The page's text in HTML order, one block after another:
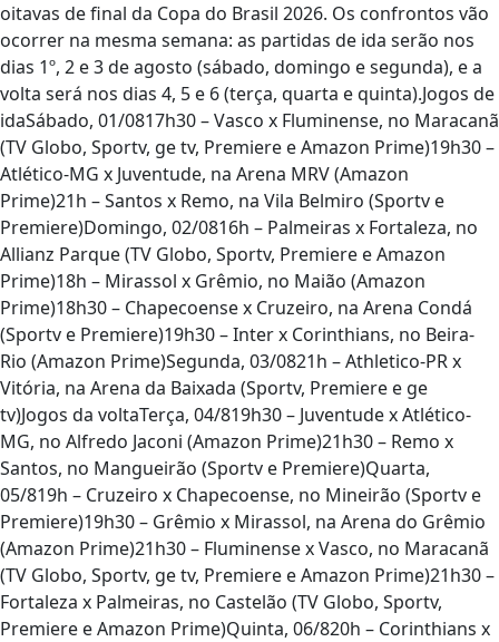
oitavas de final da Copa do Brasil 2026. Os confrontos vão
ocorrer na mesma semana: as partidas de ida serão nos
dias 1º, 2 e 3 de agosto (sábado, domingo e segunda), e a
volta será nos dias 4, 5 e 6 (terça, quarta e quinta).Jogos de
idaSábado, 01/0817h30 – Vasco x Fluminense, no Maracanã
(TV Globo, Sportv, ge tv, Premiere e Amazon Prime)19h30 –
Atlético-MG x Juventude, na Arena MRV (Amazon
Prime)21h – Santos x Remo, na Vila Belmiro (Sportv e
Premiere)Domingo, 02/0816h – Palmeiras x Fortaleza, no
Allianz Parque (TV Globo, Sportv, Premiere e Amazon
Prime)18h – Mirassol x Grêmio, no Maião (Amazon
Prime)18h30 – Chapecoense x Cruzeiro, na Arena Condá
(Sportv e Premiere)19h30 – Inter x Corinthians, no Beira-
Rio (Amazon Prime)Segunda, 03/0821h – Athletico-PR x
Vitória, na Arena da Baixada (Sportv, Premiere e ge
tv)Jogos da voltaTerça, 04/819h30 – Juventude x Atlético-
MG, no Alfredo Jaconi (Amazon Prime)21h30 – Remo x
Santos, no Mangueirão (Sportv e Premiere)Quarta,
05/819h – Cruzeiro x Chapecoense, no Mineirão (Sportv e
Premiere)19h30 – Grêmio x Mirassol, na Arena do Grêmio
(Amazon Prime)21h30 – Fluminense x Vasco, no Maracanã
(TV Globo, Sportv, ge tv, Premiere e Amazon Prime)21h30 –
Fortaleza x Palmeiras, no Castelão (TV Globo, Sportv,
Premiere e Amazon Prime)Quinta, 06/820h – Corinthians x